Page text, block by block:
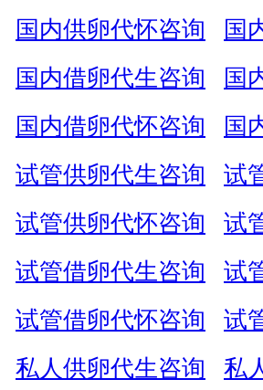
国内供卵代怀咨询
国
国内借卵代生咨询
国
国内借卵代怀咨询
国
试管供卵代生咨询
试
试管供卵代怀咨询
试
试管借卵代生咨询
试
试管借卵代怀咨询
试
私人供卵代生咨询
私